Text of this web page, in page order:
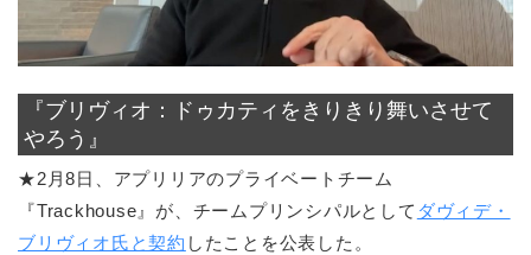
『ブリヴィオ：ドゥカティをきりきり舞いさせて
やろう』
★2月8日、アプリリアのプライベートチーム
『Trackhouse』が、チームプリンシパルとして ダヴィデ・
ブリヴィオ氏と契約 したことを公表した。